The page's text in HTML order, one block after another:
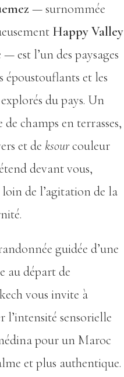
— surnommée
Happy Valley
— est l’un des paysages
époustouflants et les
du pays. Un
de champs en terrasses,
et de ksourcouleur
devant vous,
de l’agitation de la
guidée d’une
au départ de
vous invite à
l’intensité sensorielle
pour un Maroc
et plus authentique.